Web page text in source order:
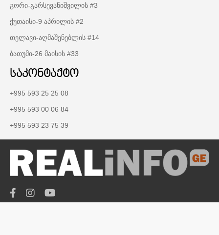
გორი-გარსევანიშვილის #3
ქუთაისი-9 აპრილის #2
თელავი-აღმაშენებლის #14
ბათუმი-26 მაისის #33
საკონტაქტო
+995 593 25 25 08
+995 593 00 06 84
+995 593 23 75 39